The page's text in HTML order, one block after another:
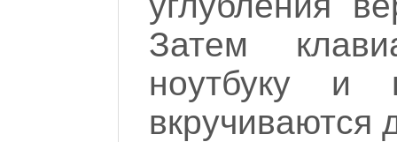
Затем
ноутбуку
вкручиваются